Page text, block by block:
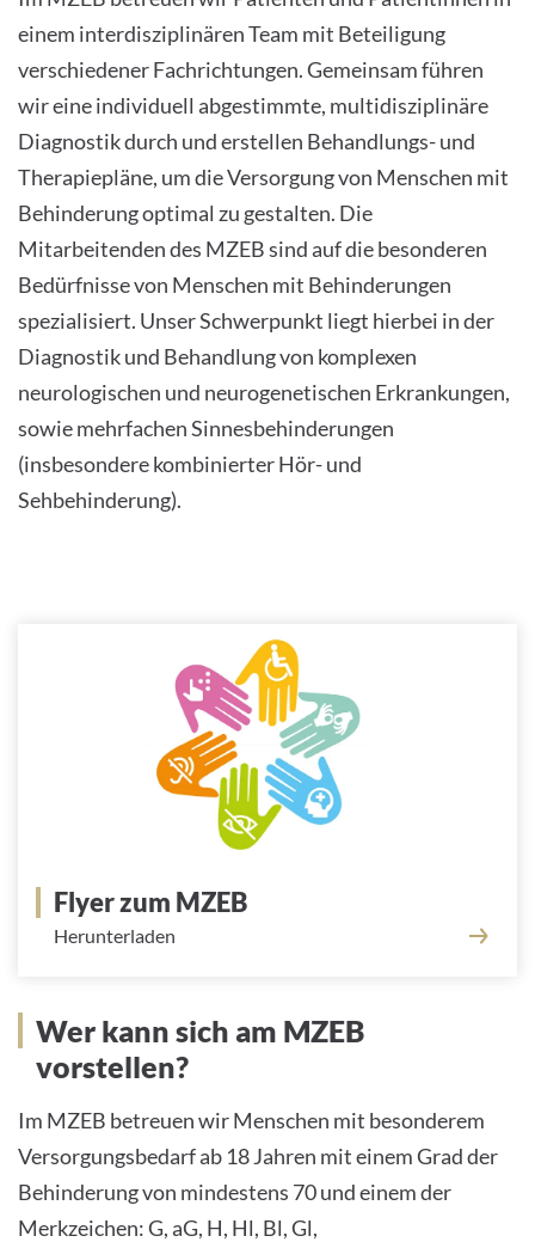
einem interdisziplinären Team mit Beteiligung
verschiedener Fachrichtungen. Gemeinsam führen
wir eine individuell abgestimmte, multidisziplinäre
Diagnostik durch und erstellen Behandlungs- und
Therapiepläne, um die Versorgung von Menschen mit
Behinderung optimal zu gestalten. Die
Mitarbeitenden des MZEB sind auf die besonderen
Bedürfnisse von Menschen mit Behinderungen
spezialisiert. Unser Schwerpunkt liegt hierbei in der
Diagnostik und Behandlung von komplexen
neurologischen und neurogenetischen Erkrankungen,
sowie mehrfachen Sinnesbehinderungen
(insbesondere kombinierter Hör- und
Sehbehinderung).
Flyer zum MZEB
Herunterladen
Wer kann sich am MZEB
vorstellen?
Im MZEB betreuen wir Menschen mit besonderem
Versorgungsbedarf ab 18 Jahren mit einem Grad der
Behinderung von mindestens 70 und einem der
Merkzeichen: G, aG, H, Hl, Bl, Gl,